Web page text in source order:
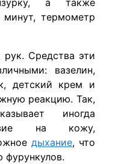
а также
термометр
Средства эти
вазелин,
детский крем и
реакцию. Так,
иногда
на кожу,
дыхание, что
фурункулов.